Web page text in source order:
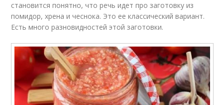
становится понятно, что речь идет про заготовку из
помидор, хрена и чеснока. Это ее классический вариант.
Есть много разновидностей этой заготовки.